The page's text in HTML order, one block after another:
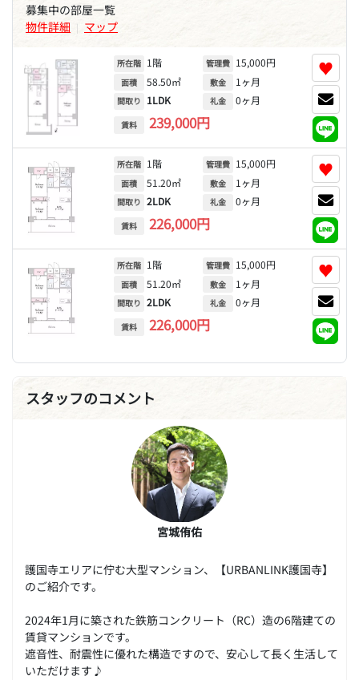
募集中の部屋一覧
物件詳細 | マップ
所在階 1階
面積 58.50㎡
間取り 1LDK
賃料 239,000円
管理費 15,000円
敷金 1ヶ月
礼金 0ヶ月
♥
所在階 1階
面積 51.20㎡
間取り 2LDK
賃料 226,000円
管理費 15,000円
敷金 1ヶ月
礼金 0ヶ月
♥
所在階 1階
面積 51.20㎡
間取り 2LDK
賃料 226,000円
管理費 15,000円
敷金 1ヶ月
礼金 0ヶ月
♥
スタッフのコメント
宮城侑佑
護国寺エリアに佇む大型マンション、【URBANLINK護国寺】
のご紹介です。
2024年1月に築された鉄筋コンクリート（RC）造の6階建ての
賃貸マンションです。
遮音性、耐震性に優れた構造ですので、安心して長く生活して
いただけます♪